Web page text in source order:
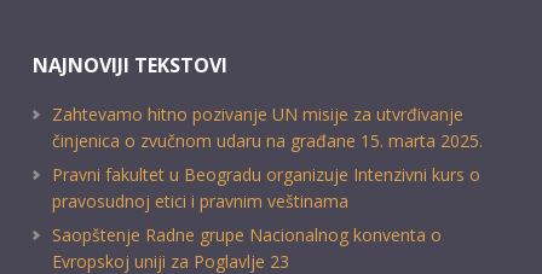
NAJNOVIJI TEKSTOVI
Zahtevamo hitno pozivanje UN misije za utvrđivanje
činjenica o zvučnom udaru na građane 15. marta 2025.
Pravni fakultet u Beogradu organizuje Intenzivni kurs o
pravosudnoj etici i pravnim veštinama
Saopštenje Radne grupe Nacionalnog konventa o
Evropskoj uniji za Poglavlje 23